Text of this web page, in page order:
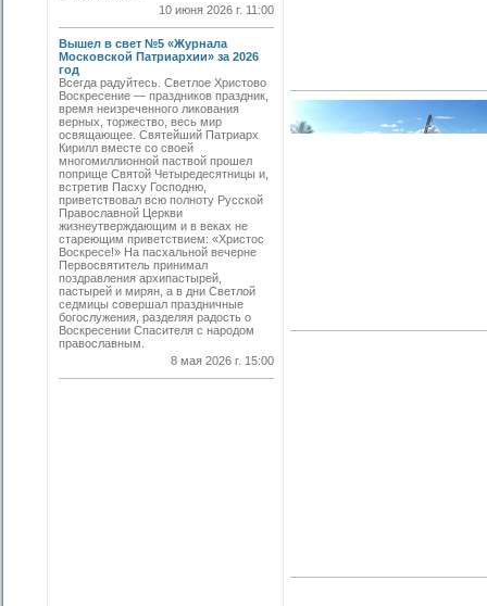
10 июня 2026 г. 11:00
Вышел в свет №5 «Журнала
Московской Патриархии» за 2026
год
Всегда радуйтесь. Светлое Христово
Воскресение — праздников праздник,
время неизреченного ликования
верных, торжество, весь мир
освящающее. Святейший Патриарх
Кирилл вместе со своей
многомиллионной паствой прошел
поприще Святой Четыредесятницы и,
встретив Пасху Господню,
приветствовал всю полноту Русской
Православной Церкви
жизнеутверждающим и в веках не
стареющим приветствием: «Христос
Воскресе!» На пасхальной вечерне
Первосвятитель принимал
поздравления архипастырей,
пастырей и мирян, а в дни Светлой
седмицы совершал праздничные
богослужения, разделяя радость о
Воскресении Спасителя с народом
православным.
8 мая 2026 г. 15:00